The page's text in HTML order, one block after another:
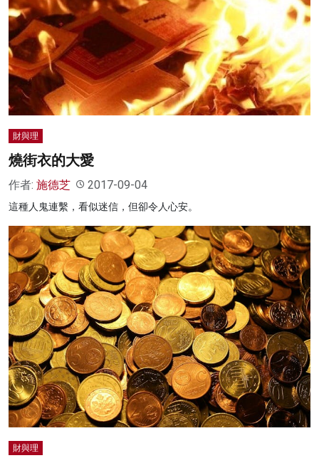
財與理
燒街衣的大愛
作者: 施德芝 2017-09-04
這種人鬼連繫，看似迷信，但卻令人心安。
財與理